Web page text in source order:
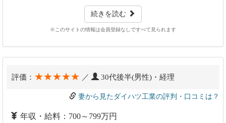
続きを読む
※このサイトの情報は会員登録なしですべて見られます
評価： ★★★★★ ／ 30代後半(男性)・経理
妻から見たダイハツ工業の評判・口コミは？
年収・給料：700～799万円